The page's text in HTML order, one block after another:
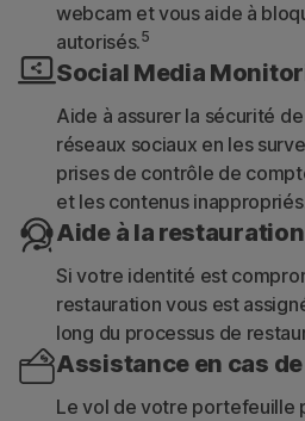
webcam et vous aide à
autorisés.5
Social Media
Aide à assurer la sécurité
réseaux sociaux en les
prises de contrôle de
et les contenus
Aide à la
Si votre identité est
restauration vous est
long du processus de
Assistance en cas
Le vol de votre portefeuille